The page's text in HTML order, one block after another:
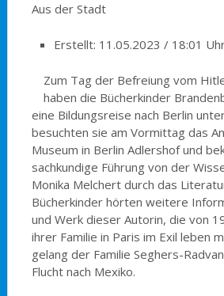
Aus der Stadt
Erstellt: 11.05.2023 / 18:01
Zum Tag der Befreiung vom
haben die Bücherkinder
eine Bildungsreise nach Berlin
besuchten sie am Vormittag das
Museum in Berlin Adlershof und
sachkundige Führung von der
Monika Melchert durch das
Bücherkinder hörten weitere
und Werk dieser Autorin, die von
ihrer Familie in Paris im Exil leben
gelang der Familie Seghers-
Flucht nach Mexiko.